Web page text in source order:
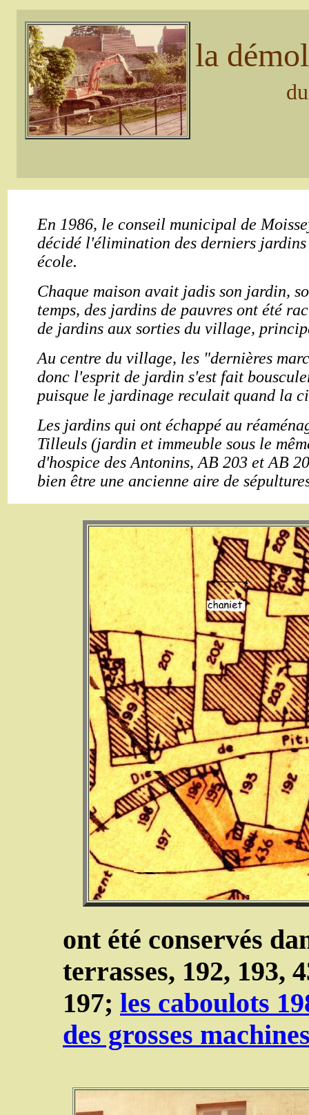
la
En 1986, le conseil municipal de
décidé l'élimination des derniers
école.
Chaque maison avait jadis son jardin,
temps, des jardins de pauvres ont été
de jardins aux sorties du village,
Au centre du village, les "dernières
donc l'esprit de jardin s'est fait
puisque le jardinage reculait quand la
Les jardins qui ont échappé au
Tilleuls (jardin et immeuble sous le
d'hospice des Antonins, AB 203 et AB
bien être une ancienne aire de
ont été conservés
terrasses, 192, 193,
197; les caboulots
des grosses